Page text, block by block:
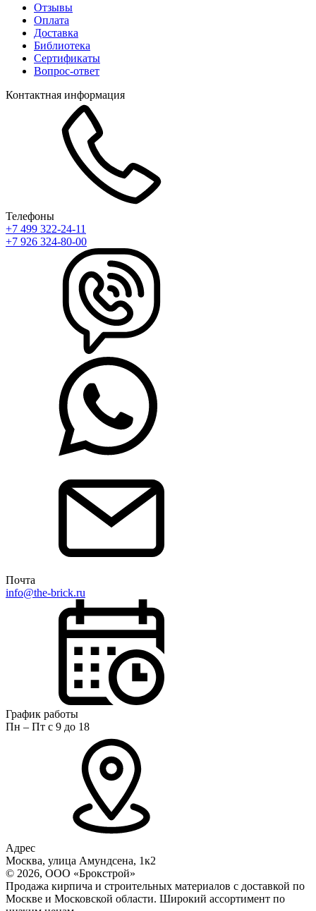
Отзывы
Оплата
Доставка
Библиотека
Сертификаты
Вопрос-ответ
Контактная информация
Телефоны
+7 499 322-24-11
+7 926 324-80-00
Почта
info@the-brick.ru
График работы
Пн – Пт с 9 до 18
Адрес
Москва, улица Амундсена, 1к2
© 2026, ООО «Брокстрой»
Продажа кирпича и строительных материалов с доставкой по
Москве и Московской области. Широкий ассортимент по